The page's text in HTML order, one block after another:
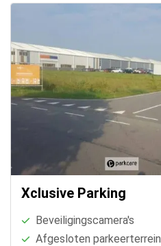
Xclusive Parking
Beveiligingscamera's
Afgesloten parkeerterrein